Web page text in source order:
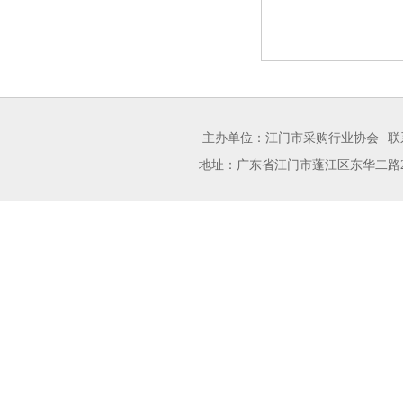
主办单位：江门市采购行业协会
联
地址：广东省江门市蓬江区东华二